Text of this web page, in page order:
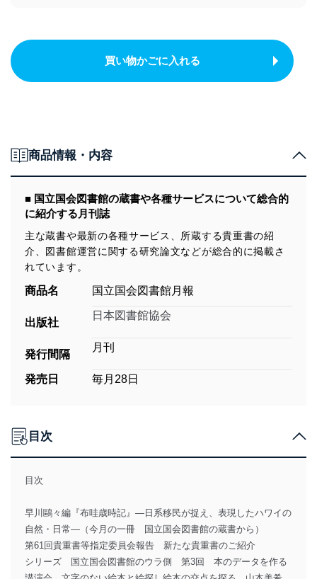
買い物かごに入れる
商品情報・内容
■ 国立国会図書館の蔵書や各種サービスについて総合的
に紹介する月刊誌
主な蔵書や最新の各種サービス、所蔵する貴重書の紹
介、図書館運営に関する研究論文などが総合的に掲載さ
れています。
商品名 国立国会図書館月報
出版社
日本図書館協会
発行間隔
月刊
発売日 毎月28日
目次
目次
早川鷗々編『布哇歳時記』―日系移民が捉え、表現したハワイの
自然・日常―（今月の一冊 国立国会図書館の蔵書から）
第61回貴重書等指定委員会報告 新たな貴重書のご紹介
シリーズ 国立国会図書館のウラ側 第3回 本のデータを作る